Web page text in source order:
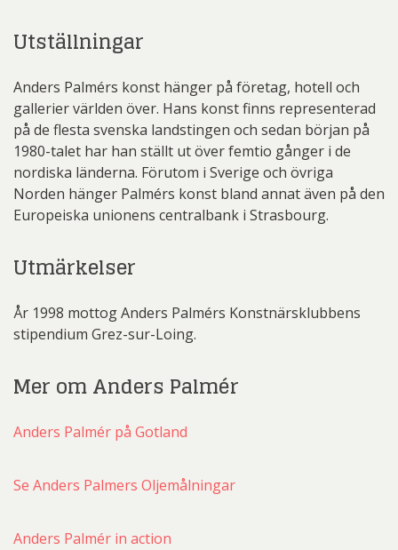
Utställningar
Anders Palmérs konst hänger på företag, hotell och
gallerier världen över. Hans konst finns representerad
på de flesta svenska landstingen och sedan början på
1980-talet har han ställt ut över femtio gånger i de
nordiska länderna. Förutom i Sverige och övriga
Norden hänger Palmérs konst bland annat även på den
Europeiska unionens centralbank i Strasbourg.
Utmärkelser
År 1998 mottog Anders Palmérs Konstnärsklubbens
stipendium Grez-sur-Loing.
Mer om Anders Palmér
Anders Palmér på Gotland
Se Anders Palmers Oljemålningar
Anders Palmér in action